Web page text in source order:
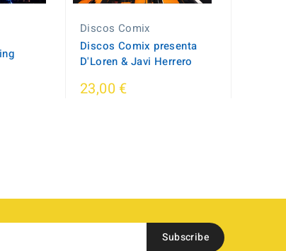
Discos Comix
Discos Comix presenta
D'Loren & Javi Herrero
23,00 €